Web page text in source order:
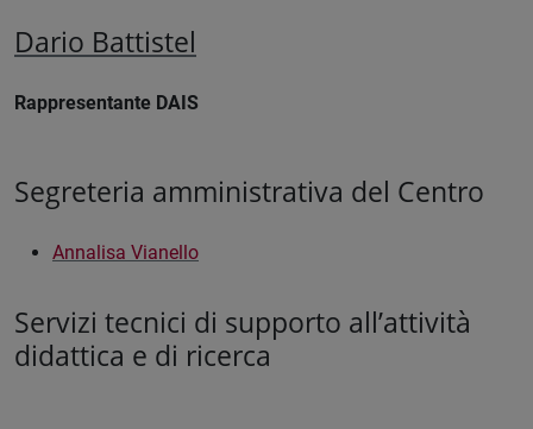
Dario Battistel
Rappresentante DAIS
Segreteria amministrativa del Centro
Annalisa Vianello
Servizi tecnici di supporto all’attività
didattica e di ricerca